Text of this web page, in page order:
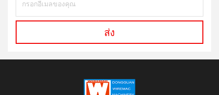
ส่ง